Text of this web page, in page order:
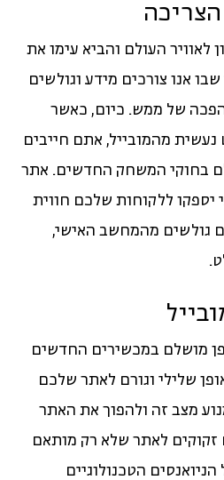
הצריכה
לאוויר העולם והביא עימו את
אנו צורכים מידע וגולשים
של ממש. כיום, כאשר
נעשית מהמובייל, אתם חייבים
בחוקי המשחק החדשים. אתר
יספקו ללקוחות שלכם חווית
גולשים מהמחשב האישי,
מושלם במכשירים החדשים
שלילי וגורם לאתר שלכם
מצב זה ולהפוך את האתר
זקוקים לאתר שלא רק מותאם
הטכנולוגיים